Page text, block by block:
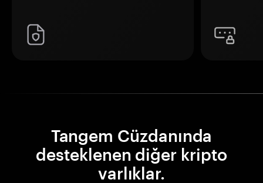
Tangem Cüzdanında
desteklenen diğer kripto
varlıklar.